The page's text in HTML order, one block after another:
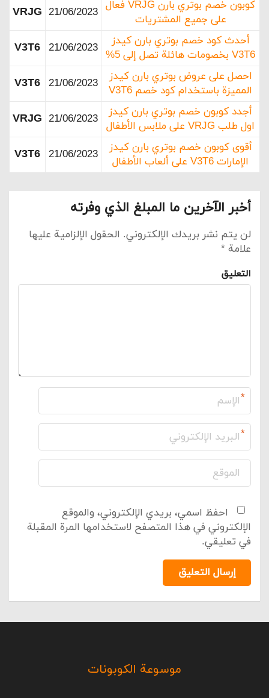
كوبون خصم بوتري بارن VRJG فعال
على جميع المشتريات
21/06/2023
VRJG
أحدث كود خصم بوتري بارن كيدز
V3T6 بخصومات هائلة تصل إلى 5%
21/06/2023
V3T6
احصل على عروض بوتري بارن كيدز
المميزة باستخدام كود خصم V3T6
21/06/2023
V3T6
أجدد كوبون خصم بوتري بارن كيدز
اول طلب VRJG على ملابس الأطفال
21/06/2023
VRJG
أقوى كوبون خصم بوتري بارن كيدز
الإمارات V3T6 على ألعاب الأطفال
21/06/2023
V3T6
أخبر الآخرين ما المبلغ الذي وفرته
لن يتم نشر بريدك الإلكتروني. الحقول الإلزامية عليها
علامة *
التعليق
*
*
احفظ اسمي، بريدي الإلكتروني، والموقع
الإلكتروني في هذا المتصفح لاستخدامها المرة المقبلة
في تعليقي.
إرسال التعليق
موسوعة الكوبونات